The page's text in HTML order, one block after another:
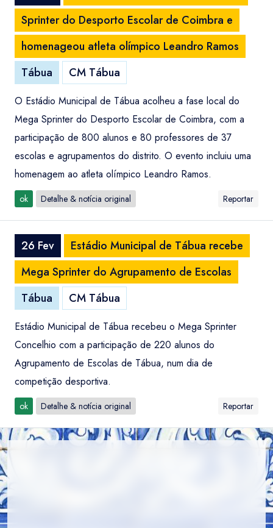
Sprinter do Desporto Escolar de Coimbra e
homenageou atleta olímpico Leandro Ramos
Tábua
CM Tábua
O Estádio Municipal de Tábua acolheu a fase local do
Mega Sprinter do Desporto Escolar de Coimbra, com a
participação de 800 alunos e 80 professores de 37
escolas e agrupamentos do distrito. O evento incluiu uma
homenagem ao atleta olímpico Leandro Ramos.
ok Detalhe & notícia original Reportar
26 Fev
Estádio Municipal de Tábua recebe
Mega Sprinter do Agrupamento de Escolas
Tábua
CM Tábua
Estádio Municipal de Tábua recebeu o Mega Sprinter
Concelhio com a participação de 220 alunos do
Agrupamento de Escolas de Tábua, num dia de
competição desportiva.
ok Detalhe & notícia original Reportar